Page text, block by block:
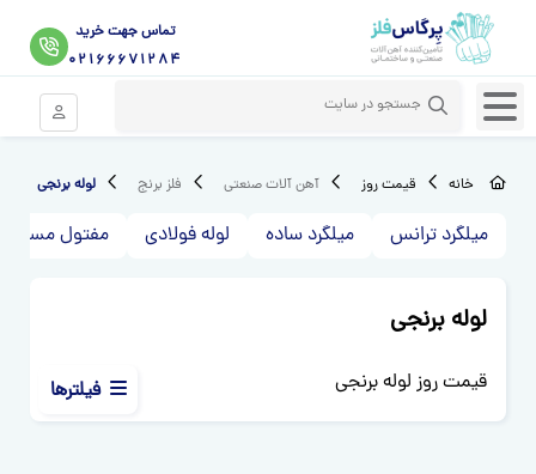
02166671284
تماس جهت خرید
ورود
خانه قیمت روز آهن آلات صنعتی فلز برنج لوله برنجی
فیلترها
میلگرد ترانس میلگرد ساده لوله فولادی مفتول مسوار
لوله برنجی
قیمت روز لوله برنجی